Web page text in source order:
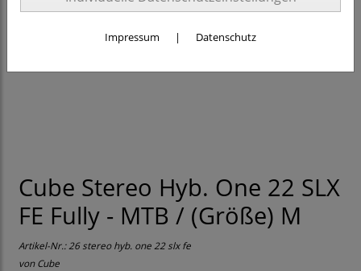
Cube Stereo Hyb. One 22 SLX
FE Fully - MTB / (Größe) M
Artikel-Nr.:26 stereo hyb. one 22 slx fe
vonCube
Impressum | Datenschutz